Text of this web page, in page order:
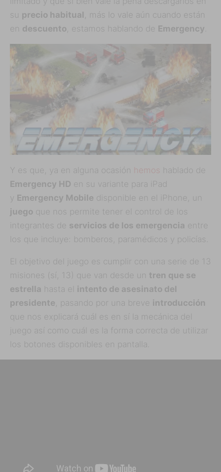
su precio habitual , más lo vale aún cuando están
en descuento , estamos hablando de Emergency
Y es que, ya en alguna ocasión hemos
hablado de
Emergency HD en su variante para iPad
y Emergency Mobile disponible en el iPhone, un
juego que nos permite tener el control de los
integrantes de servicios de los emergencia entre
los que incluye: bomberos, paramédicos y policías.
El objetivo del juego es cumplir con una serie de 13
misiones (sí, 13) que van desde un tren que se
estrella hasta el intento de asesinato del
presidente , pasando por una breve introducción
que nos explicará cuál es en sí la mecánica del
juego así como cuál es la forma correcta de utilizar
los botones disponibles en pantalla.